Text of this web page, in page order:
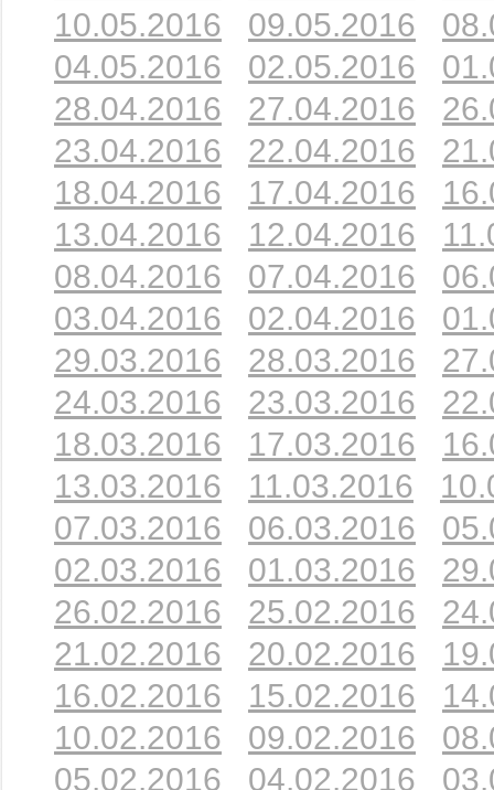
10.05.2016
09.05.2016
04.05.2016
02.05.2016
28.04.2016
27.04.2016
23.04.2016
22.04.2016
18.04.2016
17.04.2016
13.04.2016
12.04.2016
08.04.2016
07.04.2016
03.04.2016
02.04.2016
29.03.2016
28.03.2016
24.03.2016
23.03.2016
18.03.2016
17.03.2016
13.03.2016
11.03.2016
07.03.2016
06.03.2016
02.03.2016
01.03.2016
26.02.2016
25.02.2016
21.02.2016
20.02.2016
16.02.2016
15.02.2016
10.02.2016
09.02.2016
05.02.2016
04.02.2016